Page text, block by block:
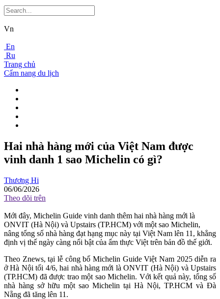
Vn
En
Ru
Trang chủ
Cẩm nang du lịch
Hai nhà hàng mới của Việt Nam được
vinh danh 1 sao Michelin có gì?
Thương Hi
06/06/2026
Theo dõi trên
Mới đây, Michelin Guide vinh danh thêm hai nhà hàng mới là
ONVIT (Hà Nội) và Upstairs (TP.HCM) với một sao Michelin,
nâng tổng số nhà hàng đạt hạng mục này tại Việt Nam lên 11, khẳng
định vị thế ngày càng nổi bật của ẩm thực Việt trên bản đồ thế giới.
Theo Znews, tại lễ công bố Michelin Guide Việt Nam 2025 diễn ra
ở Hà Nội tối 4/6, hai nhà hàng mới là ONVIT (Hà Nội) và Upstairs
(TP.HCM) đã được trao một sao Michelin. Với kết quả này, tổng số
nhà hàng sở hữu một sao Michelin tại Hà Nội, TP.HCM và Đà
Nẵng đã tăng lên 11.